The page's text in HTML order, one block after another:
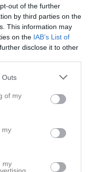
out of the further
by third parties on the
This information may
on the IAB’s List of
disclose it to other
Outs
of my
my
my
album
15 aug, 10:00